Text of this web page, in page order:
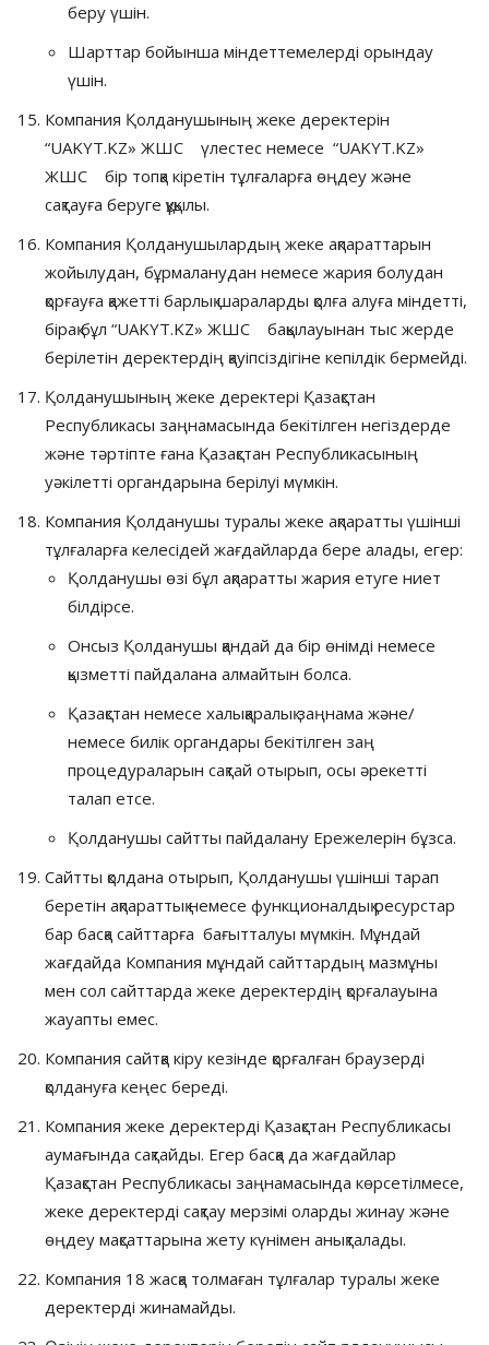
беру үшін.
Шарттар бойынша міндеттемелерді орындау
үшін.
Компания Қолданушының жеке деректерін
“UAKYT.KZ» ЖШС үлестес немесе “UAKYT.KZ»
ЖШС бір топқа кіретін тұлғаларға өңдеу және
сақтауға беруге құқылы.
Компания Қолданушылардың жеке ақпараттарын
жойылудан, бұрмаланудан немесе жария болудан
қорғауға қажетті барлық шараларды қолға алуға міндетті,
бірақ бұл “UAKYT.KZ» ЖШС бақылауынан тыс жерде
берілетін деректердің қауіпсіздігіне кепілдік бермейді.
Қолданушының жеке деректері Қазақстан
Республикасы заңнамасында бекітілген негіздерде
және тәртіпте ғана Қазақстан Республикасының
уәкілетті органдарына берілуі мүмкін.
Компания Қолданушы туралы жеке ақпаратты үшінші
тұлғаларға келесідей жағдайларда бере алады, егер:
Қолданушы өзі бұл ақпаратты жария етуге ниет
білдірсе.
Онсыз Қолданушы қандай да бір өнімді немесе
қызметті пайдалана алмайтын болса.
Қазақстан немесе халықаралық заңнама және/
немесе билік органдары бекітілген заң
процедураларын сақтай отырып, осы әрекетті
талап етсе.
Қолданушы сайтты пайдалану Ережелерін бұзса.
Сайтты қолдана отырып, Қолданушы үшінші тарап
беретін ақпараттық немесе функционалдық ресурстар
бар басқа сайттарға бағытталуы мүмкін. Мұндай
жағдайда Компания мұндай сайттардың мазмұны
мен сол сайттарда жеке деректердің қорғалауына
жауапты емес.
Компания сайтқа кіру кезінде қорғалған браузерді
қолдануға кеңес береді.
Компания жеке деректерді Қазақстан Республикасы
аумағында сақтайды. Егер басқа да жағдайлар
Қазақстан Республикасы заңнамасында көрсетілмесе,
жеке деректерді сақтау мерзімі оларды жинау және
өңдеу мақсаттарына жету күнімен анықталады.
Компания 18 жасқа толмаған тұлғалар туралы жеке
деректерді жинамайды.